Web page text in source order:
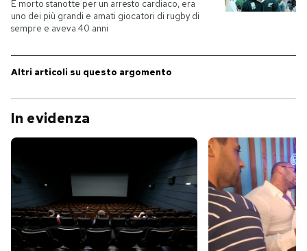
È morto stanotte per un arresto cardiaco, era
uno dei più grandi e amati giocatori di rugby di
sempre e aveva 40 anni
Altri articoli su questo argomento
In evidenza